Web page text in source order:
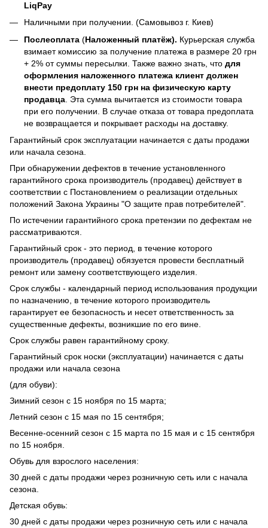
LiqPay
Наличными при получении. (Самовывоз г. Киев)
Послеоплата (Наложенный платёж). Курьерская служба
взимает комиссию за получение платежа в размере 20 грн
+ 2% от суммы пересылки. Также важно знать, что для
оформления наложенного платежа клиент должен
внести предоплату 150 грн на физическую карту
продавца . Эта сумма вычитается из стоимости товара
при его получении. В случае отказа от товара предоплата
не возвращается и покрывает расходы на доставку.
Гарантийный срок эксплуатации начинается с даты продажи
или начала сезона.
При обнаружении дефектов в течение установленного
гарантийного срока производитель (продавец) действует в
соответствии с Постановлением о реализации отдельных
положений Закона Украины "О защите прав потребителей".
По истечении гарантийного срока претензии по дефектам не
рассматриваются.
Гарантийный срок - это период, в течение которого
производитель (продавец) обязуется провести бесплатный
ремонт или замену соответствующего изделия.
Срок службы - календарный период использования продукции
по назначению, в течение которого производитель
гарантирует ее безопасность и несет ответственность за
существенные дефекты, возникшие по его вине.
Срок службы равен гарантийному сроку.
Гарантийный срок носки (эксплуатации) начинается с даты
продажи или начала сезона
(для обуви):
Зимний сезон с 15 ноября по 15 марта;
Летний сезон с 15 мая по 15 сентября;
Весенне-осенний сезон с 15 марта по 15 мая и с 15 сентября
по 15 ноября.
Обувь для взрослого населения:
30 дней с даты продажи через розничную сеть или с начала
сезона.
Детская обувь:
30 дней с даты продажи через розничную сеть или с начала